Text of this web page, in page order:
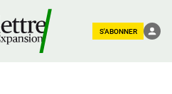
S'ABONNER